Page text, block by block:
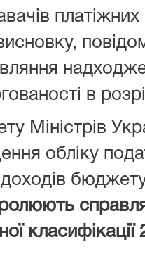
в
Міністрів
обліку
доходів